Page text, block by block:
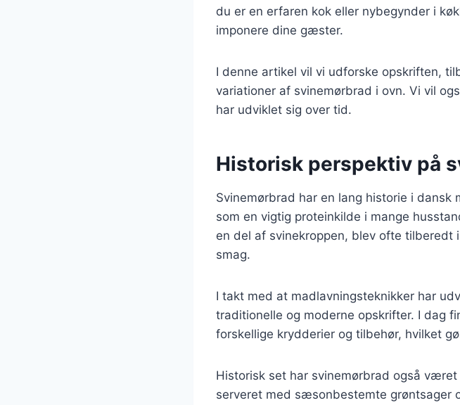
du er en erfaren kok eller nybegynder i
imponere dine gæster.
I denne artikel vil vi udforske opskriften,
variationer af svinemørbrad i ovn. Vi vil
har udviklet sig over tid.
Historisk perspektiv på
Svinemørbrad har en lang historie i
som en vigtig proteinkilde i mange
en del af svinekroppen, blev ofte
smag.
I takt med at madlavningsteknikker har
traditionelle og moderne opskrifter. I dag
forskellige krydderier og tilbehør, hvilket
Historisk set har svinemørbrad også
serveret med sæsonbestemte grøntsager